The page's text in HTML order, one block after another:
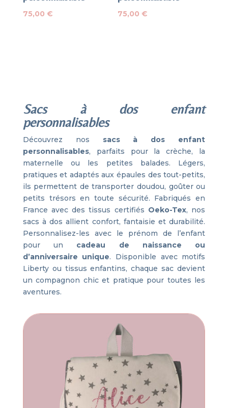
75,00 € 75,00€
Sacs à dos enfant
personnalisables
Découvrez nos sacs à dos enfant
personnalisables, parfaits pour la crèche, la
maternelle ou les petites balades. Légers,
pratiques et adaptés aux épaules des tout-petits,
ils permettent de transporter doudou, goûter ou
petits trésors en toute sécurité. Fabriqués en
France avec des tissus certifiés Oeko-Tex, nos
sacs à dos allient confort, fantaisie et durabilité.
Personnalisez-les avec le prénom de l’enfant
pour un cadeau de naissance ou
d’anniversaire unique. Disponible avec motifs
Liberty ou tissus enfantins, chaque sac devient
un compagnon chic et pratique pour toutes les
aventures.